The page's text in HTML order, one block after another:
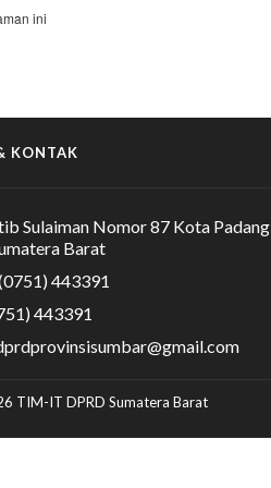
ini
KONTAK
Sulaiman Nomor 87 Kota Padang
Barat
443391
443391
TIM-IT DPRD Sumatera Barat